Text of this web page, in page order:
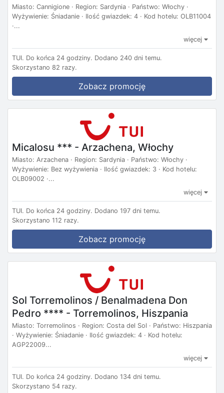
Miasto: Cannigione · Region: Sardynia · Państwo: Włochy ·
Wyżywienie: Śniadanie · Ilość gwiazdek: 4 · Kod hotelu: OLB11004
·...
więcej
TUI. Do końca 24 godziny. Dodano 240 dni temu.
Skorzystano 82 razy.
Zobacz promocję
Micalosu *** - Arzachena, Włochy
Miasto: Arzachena · Region: Sardynia · Państwo: Włochy ·
Wyżywienie: Bez wyżywienia · Ilość gwiazdek: 3 · Kod hotelu:
OLB09002 ·...
więcej
TUI. Do końca 24 godziny. Dodano 197 dni temu.
Skorzystano 112 razy.
Zobacz promocję
Sol Torremolinos / Benalmadena Don
Pedro **** - Torremolinos, Hiszpania
Miasto: Torremolinos · Region: Costa del Sol · Państwo: Hiszpania
· Wyżywienie: Śniadanie · Ilość gwiazdek: 4 · Kod hotelu:
AGP22009...
więcej
TUI. Do końca 24 godziny. Dodano 134 dni temu.
Skorzystano 54 razy.